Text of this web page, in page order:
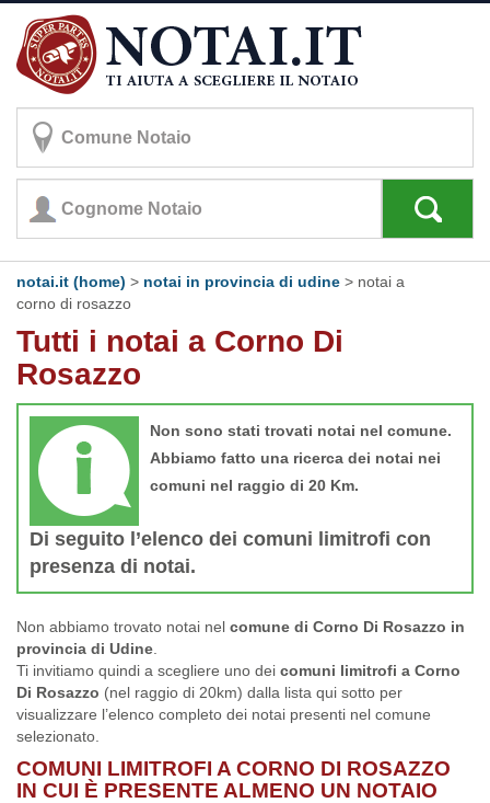
notai.it (home) > notai in provincia di udine > notai a
corno di rosazzo
Tutti i notai a Corno Di
Rosazzo
Non sono stati trovati notai nel comune.
Abbiamo fatto una ricerca dei notai nei
comuni nel raggio di 20 Km.
Di seguito l’elenco dei comuni limitrofi con
presenza di notai.
Non abbiamo trovato notai nel comune di Corno Di Rosazzo in
provincia di Udine
Ti invitiamo quindi a scegliere uno dei comuni limitrofi a Corno
Di Rosazzo (nel raggio di 20km) dalla lista qui sotto per
visualizzare l’elenco completo dei notai presenti nel comune
selezionato.
COMUNI LIMITROFI A CORNO DI ROSAZZO
IN CUI È PRESENTE ALMENO UN NOTAIO